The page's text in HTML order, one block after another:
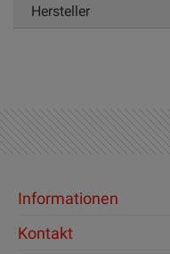
Hersteller
Informationen
Kontakt